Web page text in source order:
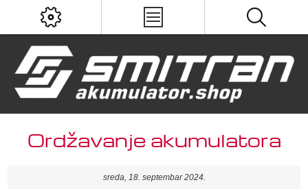
Ordžavanje akumulatora
sreda, 18. septembar 2024.